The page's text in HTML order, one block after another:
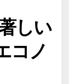
しい
コノ